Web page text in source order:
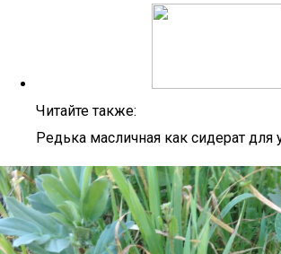
Читайте также:
Редька масличная как сидерат